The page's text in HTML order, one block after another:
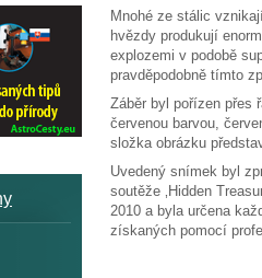
Mnohé ze stálic
hvězdy produkují
explozemi v podobě
pravděpodobně tímto
Záběr byl pořízen přes
červenou barvou,
složka obrázku
Uvedený snímek byl
soutěže ‚Hidden
2010 a byla určena
získaných pomocí